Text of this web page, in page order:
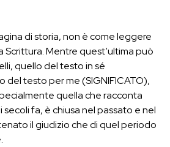
di storia, non è come leggere
Scrittura. Mentre quest’ultima può
quello del testo in sé
del testo per me (SIGNIFICATO),
quella che racconta
fa, è chiusa nel passato e nel
il giudizio che di quel periodo